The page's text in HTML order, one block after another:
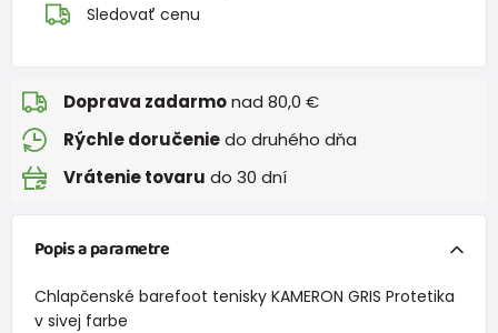
Sledovať cenu
Doprava zadarmonad 80,0 €
Rýchle doručeniedo druhého dňa
Vrátenie tovaru do 30 dní
Popis a parametre
Chlapčenské barefoot tenisky KAMERON GRIS Protetika
v sivej farbe